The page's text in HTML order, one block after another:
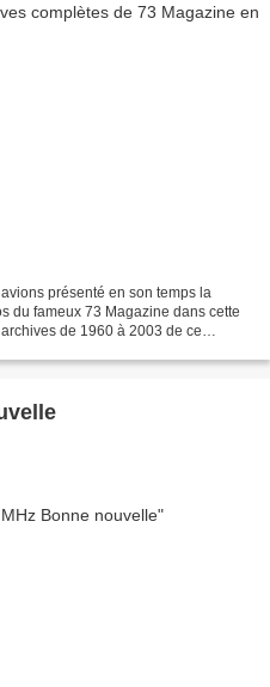
présenté en son temps la
du fameux 73 Magazine dans cette
de 1960 à 2003 de ce